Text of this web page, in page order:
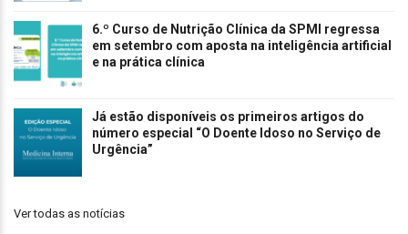
6.º Curso de Nutrição Clínica da SPMI regressa
em setembro com aposta na inteligência artificial
e na prática clínica
Já estão disponíveis os primeiros artigos do
número especial “O Doente Idoso no Serviço de
Urgência”
Ver todas as notícias